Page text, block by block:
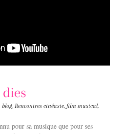
blog,Rencontres cinéaste, film musical,
pour sa musique que pour ses